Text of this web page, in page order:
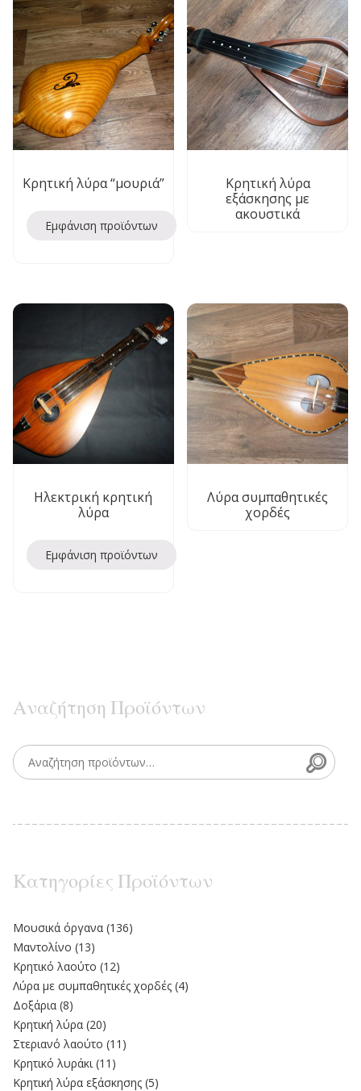
Κρητική λύρα “μουριά”
Εμφάνιση προϊόντων
Κρητική λύρα
εξάσκησης με
ακουστικά
Ηλεκτρική κρητική
λύρα
Εμφάνιση προϊόντων
Λύρα συμπαθητικές
χορδές
Αναζήτηση Προϊόντων
Search for:
Κατηγορίες Προϊόντων
Moυσικά όργανα (136)
Μαντολίνο (13)
Κρητικό λαούτο (12)
Λύρα με συμπαθητικές χορδές (4)
Δοξάρια (8)
Κρητική λύρα (20)
Στεριανό λαούτο (11)
Kρητικό λυράκι (11)
Κρητική λύρα εξάσκησης (5)